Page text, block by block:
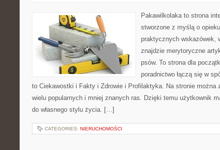
Pakawilkolaka to strona
stworzone z myślą o
praktycznych wskazówek,
znajdzie merytoryczne
psów. To strona dla
poradnictwo łączą się w
to Ciekawostki i Fakty i Zdrowie i Profilaktyka. Na stronie można
wielu popularnych i mniej znanych ras. Dzięki temu użytkownik
do własnego stylu życia. […]
CATEGORIES: NIERUCHOMOŚCI